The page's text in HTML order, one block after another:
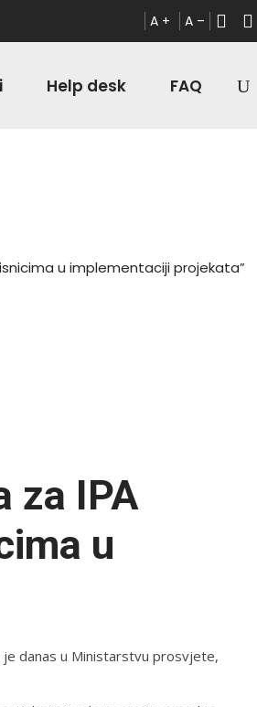
A + A –
Help desk FAQ
u implementaciji projekata”
za IPA
u
je danas u Ministarstvu prosvjete,